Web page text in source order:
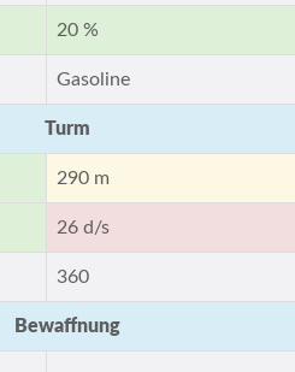
20 %
Gasoline
Turm
290 m
26 d/s
360
Bewaffnung